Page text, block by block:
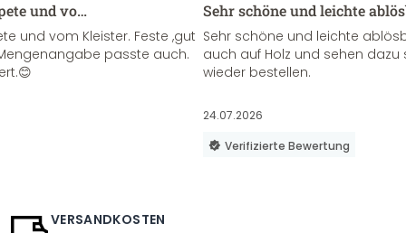
und vo…
und vom Kleister. Feste ,gut
passte auch.
Sehr schöne und leichte
Sehr schöne und leichte
auch auf Holz und sehen
wieder bestellen.
24.07.2026
Verifizierte Bewertung
VERSANDKOSTEN